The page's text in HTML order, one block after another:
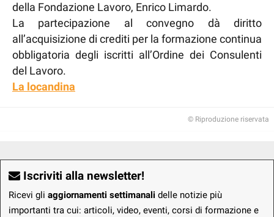
della Fondazione Lavoro, Enrico Limardo.
La partecipazione al convegno dà diritto
all’acquisizione di crediti per la formazione continua
obbligatoria degli iscritti all’Ordine dei Consulenti
del Lavoro.
La locandina
© Riproduzione riservata
Iscriviti alla newsletter!
Ricevi gli aggiornamenti settimanali delle notizie più
importanti tra cui: articoli, video, eventi, corsi di formazione e